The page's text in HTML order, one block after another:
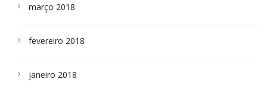
março 2018
fevereiro 2018
janeiro 2018